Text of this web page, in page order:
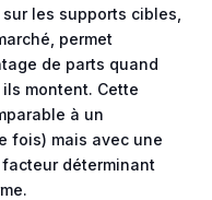
les supports cibles,
permet
de parts quand
montent. Cette
à un
fois) mais avec une
déterminant